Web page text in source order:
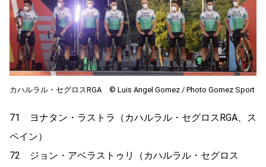
カハルラル・セグロスRGA ©︎ Luis Angel Gomez / Photo Gomez Sport
71 ヨナタン・ラストラ（カハルラル・セグロスRGA、ス
ペイン）
72 ジョン・アベラストゥリ（カハルラル・セグロス